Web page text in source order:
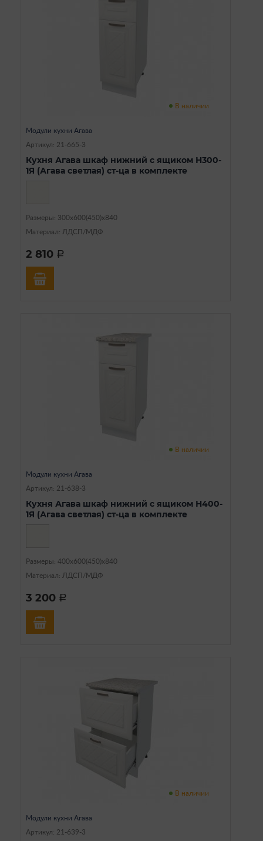
В наличии
Модули кухни Агава
Артикул: 21-665-3
Кухня Агава шкаф нижний с ящиком Н300-
1Я (Агава светлая) ст-ца в комплекте
Размеры: 300х600(450)х840
Материал: ЛДСП/МДФ
2 810 a
В наличии
Модули кухни Агава
Артикул: 21-638-3
Кухня Агава шкаф нижний с ящиком Н400-
1Я (Агава светлая) ст-ца в комплекте
Размеры: 400х600(450)х840
Материал: ЛДСП/МДФ
3 200 a
В наличии
Модули кухни Агава
Артикул: 21-639-3